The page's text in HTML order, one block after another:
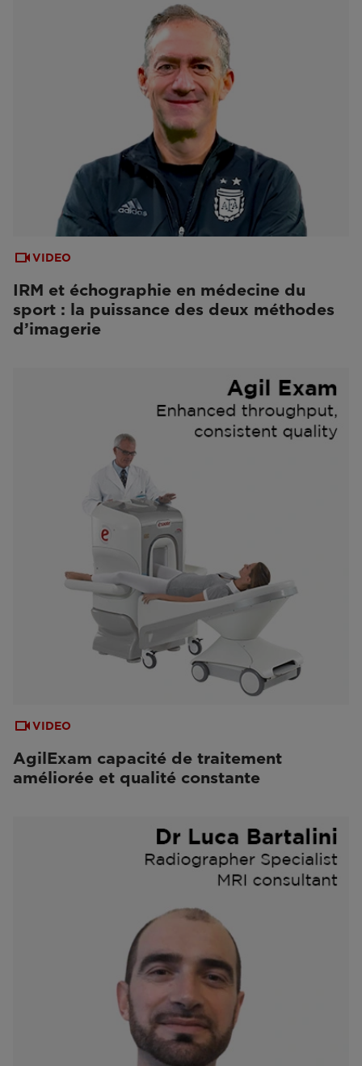
VIDEO
IRM et échographie en médecine du
sport : la puissance des deux méthodes
d’imagerie
VIDEO
AgilExam capacité de traitement
améliorée et qualité constante